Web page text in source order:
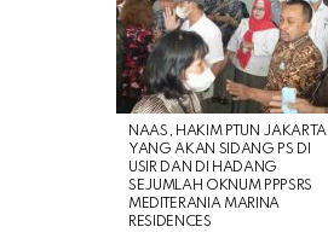
LATEST
STORIES
NAAS, HAKIM PTUN JAKARTA
YANG AKAN SIDANG PS DI
USIR DAN DI HADANG
SEJUMLAH OKNUM PPPSRS
MEDITERANIA MARINA
RESIDENCES